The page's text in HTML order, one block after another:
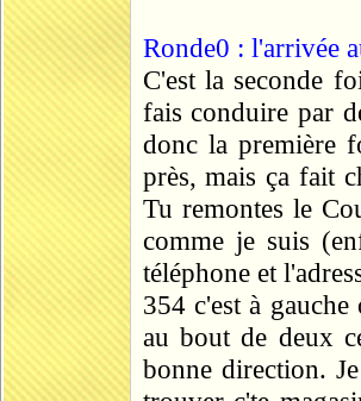
Ronde0 : l'arrivée
C'est la seconde
fais conduire par
donc la première
près, mais ça fait
Tu remontes le
comme je suis
téléphone et
354 c'est à
au bout de deux
bonne direction.